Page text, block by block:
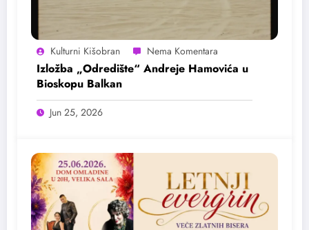
Kulturni Kišobran
Izložba „Odredište“ Andreje Hamovića u
Bioskopu Balkan
Jun 25, 2026